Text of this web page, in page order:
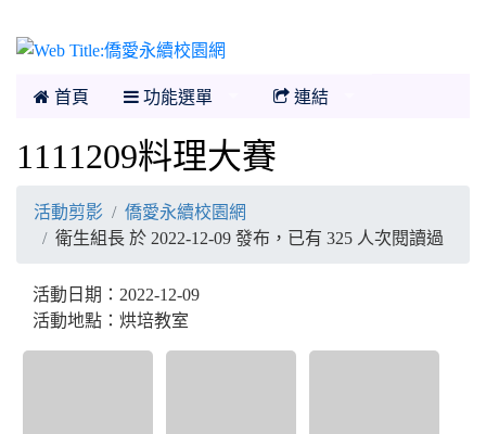
首頁 功能選單 連結
1111209料理大賽
活動剪影
僑愛永續校園網
衛生組長 於 2022-12-09 發布，已有 325 人次閱讀過
活動日期：2022-12-09
活動地點：烘培教室